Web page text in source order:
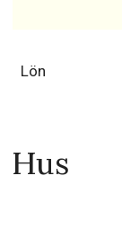
Lön
Hus